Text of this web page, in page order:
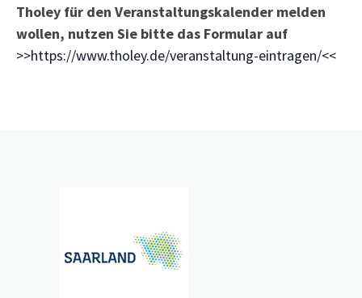
Tholey für den Veranstaltungskalender melden
wollen, nutzen Sie bitte das Formular auf
>>https://www.tholey.de/veranstaltung-eintragen/<<